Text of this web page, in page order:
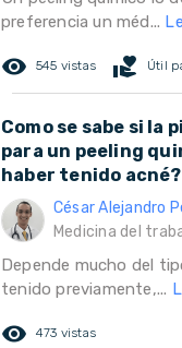
preferencia un méd...
remove_red_eye 545 vistas volunteer_activism Útil
Como se sabe si la
para un peeling
haber tenido acné?
César Alejandro
Medicina del
Depende mucho del
tenido previamente,...
remove_red_eye 473 vistas